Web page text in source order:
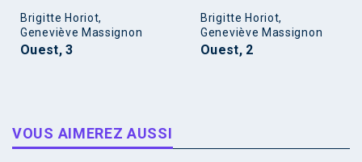
Brigitte Horiot,
Geneviève Massignon
Ouest, 3
Brigitte Horiot,
Geneviève Massignon
Ouest, 2
VOUS AIMEREZ AUSSI